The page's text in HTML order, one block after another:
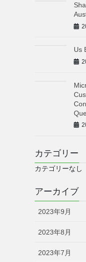
Us
カテゴリー
カテゴリーなし
アーカイブ
2023年9月
2023年8月
2023年7月